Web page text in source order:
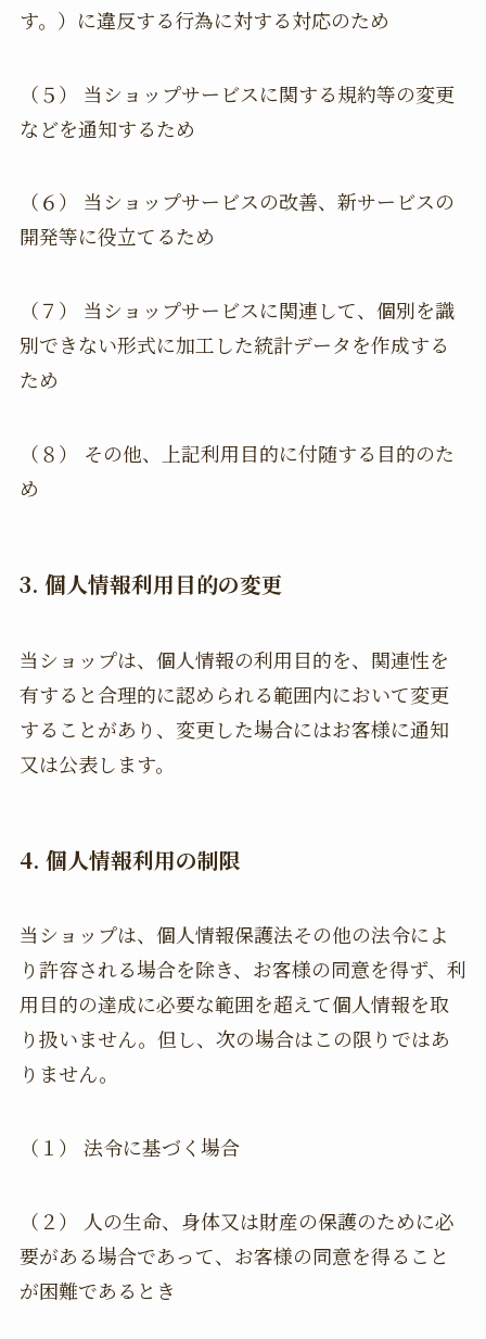
す。）に違反する行為に対する対応のため
（５） 当ショップサービスに関する規約等の変更
などを通知するため
（６） 当ショップサービスの改善、新サービスの
開発等に役立てるため
（７） 当ショップサービスに関連して、個別を識
別できない形式に加工した統計データを作成する
ため
（８） その他、上記利用目的に付随する目的のた
め
3. 個人情報利用目的の変更
当ショップは、個人情報の利用目的を、関連性を
有すると合理的に認められる範囲内において変更
することがあり、変更した場合にはお客様に通知
又は公表します。
4. 個人情報利用の制限
当ショップは、個人情報保護法その他の法令によ
り許容される場合を除き、お客様の同意を得ず、利
用目的の達成に必要な範囲を超えて個人情報を取
り扱いません。但し、次の場合はこの限りではあ
りません。
（１） 法令に基づく場合
（２） 人の生命、身体又は財産の保護のために必
要がある場合であって、お客様の同意を得ること
が困難であるとき